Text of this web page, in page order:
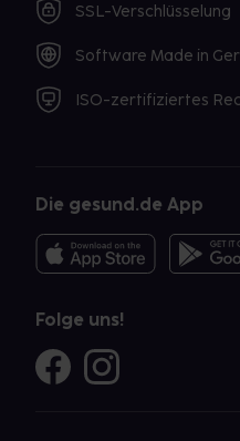
SSL-Verschlüsselung
Software Made in
ISO-zertifiziertes
Die gesund.de App
Folge uns!